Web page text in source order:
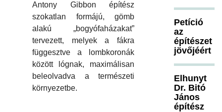
Antony Gibbon építész
szokatlan formájú, gömb
alakú „bogyófaházakat”
tervezett, melyek a fákra
függesztve a lombkoronák
között lógnak, maximálisan
beleolvadva a természeti
környezetbe.
Petíció
az
építészet
jövőjéért
Elhunyt
Dr. Bitó
János
építész